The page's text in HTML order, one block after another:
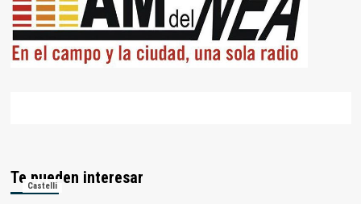
Te pueden interesar
Castelli